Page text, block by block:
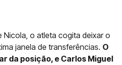
Nicola, o atleta cogita deixar o
janela de transferências. O
da posição, e Carlos Miguel